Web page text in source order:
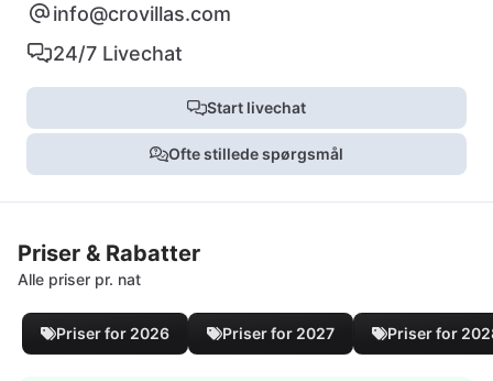
info@crovillas.com
24/7 Livechat
Start livechat
Ofte stillede spørgsmål
Priser & Rabatter
Alle priser pr. nat
Priser for 2026 Priser for 2027 Priser for